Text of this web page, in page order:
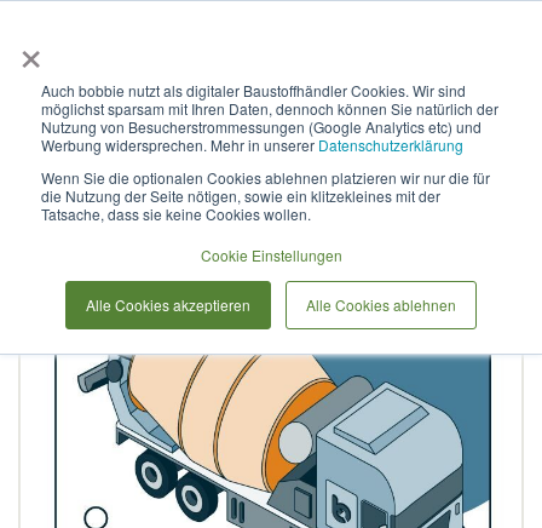
×
Auch bobbie nutzt als digitaler Baustoffhändler Cookies. Wir sind
möglichst sparsam mit Ihren Daten, dennoch können Sie natürlich der
Nutzung von Besucherstrommessungen (Google Analytics etc) und
Werbung widersprechen. Mehr in unserer Datenschutzerklärung
Wenn Sie die optionalen Cookies ablehnen platzieren wir nur die für
die Nutzung der Seite nötigen, sowie ein klitzekleines mit der
Tatsache, dass sie keine Cookies wollen.
Cookie Einstellungen
Alle Cookies akzeptieren Alle Cookies ablehnen
Stahlbeton für Innenräume B-
C16/20_XC2_WA_F2_16III/
Bildergalerie
springen